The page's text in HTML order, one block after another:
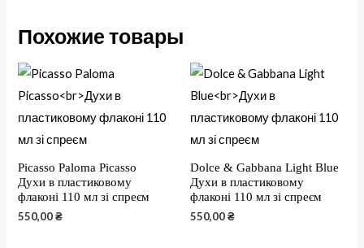
Похожие товары
Picasso Paloma Picasso
Духи в пластиковому
флаконі 110 мл зі спреєм
550,00₴
Dolce & Gabbana Light Blue
Духи в пластиковому
флаконі 110 мл зі спреєм
550,00₴